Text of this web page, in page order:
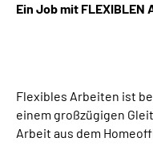
Ein Job mit FLEXIBLEN
Flexibles Arbeiten ist
einem großzügigen
Arbeit aus dem